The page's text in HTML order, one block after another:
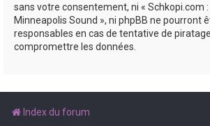
sans votre consentement, ni « Schkopi.com
Minneapolis Sound », ni phpBB ne pourront
responsables en cas de tentative de
compromettre les données.
Index du forum